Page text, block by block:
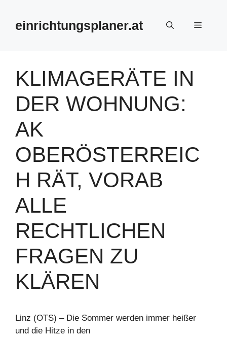
springeneinrichtungsplaner.at Menü
KLIMAGERÄTE IN
DER WOHNUNG:
AK
OBERÖSTERREIC
H RÄT, VORAB
ALLE
RECHTLICHEN
FRAGEN ZU
KLÄREN
Linz (OTS) – Die Sommer werden immer heißer
und die Hitze in den